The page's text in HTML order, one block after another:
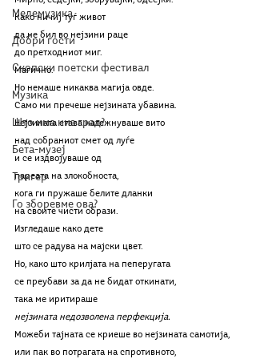
Мелемузика
Добри гости
Скопски поетски фестивал
Музика
Што има низ град?
Бета-музеј
Тригер
Го зборевме ова?
Како ничиј туѓ живот
да не бил во нејзини раце
до претходниот миг.
Магично.
Но немаше никаква магија овде.
Само ми пречеше нејзината убавина.
Нејзината става натежнуваше вито
над собраниот смет од луѓе
и се издвојуваше од
пареата на злокобноста,
кога ги пружаше белите дланки
на своите чисти образи.
Изгледаше како дете
што се радува на мајски цвет.
Но, како што крилјата на пеперугата
се преубави за да не бидат откинати,
така ме иритираше
нејзината недозволена перфекција.
Можеби тајната се криеше во нејзината самотија,
или пак во потрагата на спротивното,